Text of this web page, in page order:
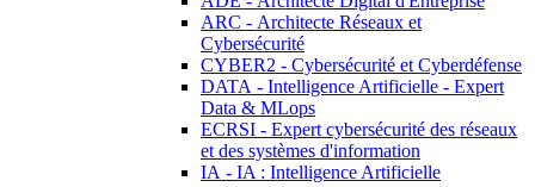
ARC - Architecte Réseaux et
Cybersécurité
CYBER2 - Cybersécurité et Cyberdéfense
DATA - Intelligence Artificielle - Expert
Data & MLops
ECRSI - Expert cybersécurité des réseaux
et des systèmes d'information
IA - IA : Intelligence Artificielle